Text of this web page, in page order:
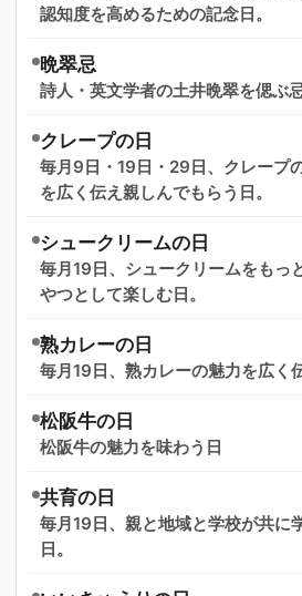
認知度を高めるための記念日。
晩翠忌
詩人・英文学者の土井晩翠を偲ぶ忌
クレープの日
毎月9日・19日・29日、クレープ
を広く伝え親しんでもらう日。
シュークリームの日
毎月19日、シュークリームをもっ
やつとして楽しむ日。
熟カレーの日
毎月19日、熟カレーの魅力を広く
松阪牛の日
松阪牛の魅力を味わう日
共育の日
毎月19日、親と地域と学校が共に
日。